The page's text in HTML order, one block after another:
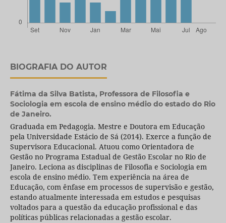
BIOGRAFIA DO AUTOR
Fátima da Silva Batista, Professora de Filosofia e
Sociologia em escola de ensino médio do estado do Rio
de Janeiro.
Graduada em Pedagogia. Mestre e Doutora em Educação
pela Universidade Estácio de Sá (2014). Exerce a função de
Supervisora Educacional. Atuou como Orientadora de
Gestão no Programa Estadual de Gestão Escolar no Rio de
Janeiro. Leciona as disciplinas de Filosofia e Sociologia em
escola de ensino médio. Tem experiência na área de
Educação, com ênfase em processos de supervisão e gestão,
estando atualmente interessada em estudos e pesquisas
voltados para a questão da educação profissional e das
políticas públicas relacionadas a gestão escolar.